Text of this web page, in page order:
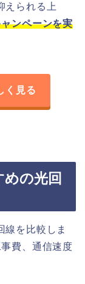
えられる上
ンペーンを実
く見る
の光回
線を比較しま
費、通信速度